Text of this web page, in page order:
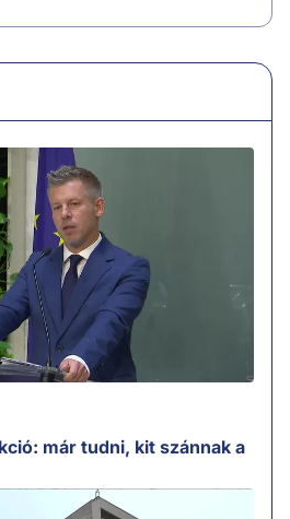
már tudni, kit szánnak a